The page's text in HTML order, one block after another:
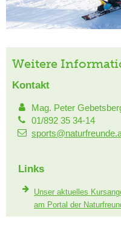
Weitere
Kontakt
Mag. Peter
01/892 35 34-14
Links
Unser aktuelles
am Portal der